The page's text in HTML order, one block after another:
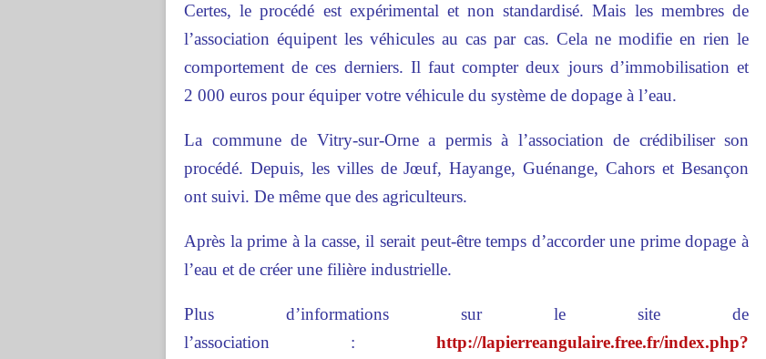
Certes, le procédé est expérimental et non standardisé. Mais les membres de
l’association équipent les véhicules au cas par cas. Cela ne modifie en rien le
comportement de ces derniers. Il faut compter deux jours d’immobilisation et
2 000 euros pour équiper votre véhicule du système de dopage à l’eau.
La commune de Vitry-sur-Orne a permis à l’association de crédibiliser son
procédé. Depuis, les villes de Jœuf, Hayange, Guénange, Cahors et Besançon
ont suivi. De même que des agriculteurs.
Après la prime à la casse, il serait peut-être temps d’accorder une prime dopage à
l’eau et de créer une filière industrielle.
Plus d’informations sur le site de
l’association : http://lapierreangulaire.free.fr/index.php?